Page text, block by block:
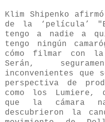
Klim Shipenko
de la ‘película’
tengo a nadie a
tengo ningún
cómo filmar con
Serán,
inconvenientes que
perspectiva de
como los Lumiere,
que la cámara
descubrieron la